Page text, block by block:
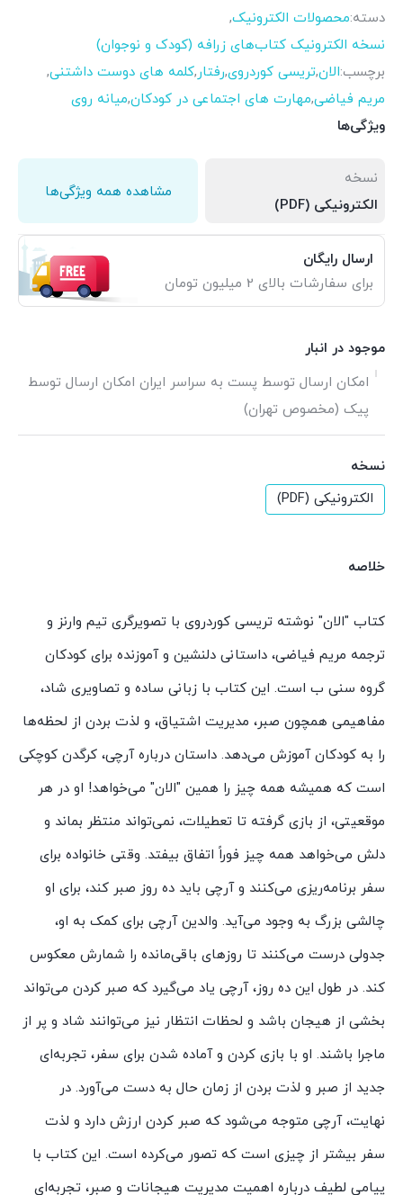
دسته:محصولات الکترونیک,
نسخه الکترونیک کتاب‌های زرافه (کودک و نوجوان)
برچسب:الان,تریسی کوردروی,رفتار,کلمه های دوست داشتنی,
مریم فیاضی,مهارت های اجتماعی در کودکان,میانه روی
ویژگی‌ها
نسخه
الکترونیکی (PDF)
مشاهده همه ویژگی‌ها
ارسال رایگان
برای سفارشات بالای 2 میلیون تومان
موجود در انبار
امکان ارسال توسط پست به سراسر ایران امکان ارسال توسط
پیک (مخصوص تهران)
نسخه
الکترونیکی (PDF)
خلاصه
کتاب "الان" نوشته تریسی کوردروی با تصویرگری تیم وارنز و
ترجمه مریم فیاضی، داستانی دلنشین و آموزنده برای کودکان
گروه سنی ب است. این کتاب با زبانی ساده و تصاویری شاد،
مفاهیمی همچون صبر، مدیریت اشتیاق، و لذت بردن از لحظه‌ها
را به کودکان آموزش می‌دهد. داستان درباره آرچی، کرگدن کوچکی
است که همیشه همه چیز را همین "الان" می‌خواهد! او در هر
موقعیتی، از بازی گرفته تا تعطیلات، نمی‌تواند منتظر بماند و
دلش می‌خواهد همه چیز فوراً اتفاق بیفتد. وقتی خانواده برای
سفر برنامه‌ریزی می‌کنند و آرچی باید ده روز صبر کند، برای او
چالشی بزرگ به وجود می‌آید. والدین آرچی برای کمک به او،
جدولی درست می‌کنند تا روزهای باقی‌مانده را شمارش معکوس
کند. در طول این ده روز، آرچی یاد می‌گیرد که صبر کردن می‌تواند
بخشی از هیجان باشد و لحظات انتظار نیز می‌توانند شاد و پر از
ماجرا باشند. او با بازی کردن و آماده شدن برای سفر، تجربه‌ای
جدید از صبر و لذت بردن از زمان حال به دست می‌آورد. در
نهایت، آرچی متوجه می‌شود که صبر کردن ارزش دارد و لذت
سفر بیشتر از چیزی است که تصور می‌کرده است. این کتاب با
پیامی لطیف درباره اهمیت مدیریت هیجانات و صبر، تجربه‌ای